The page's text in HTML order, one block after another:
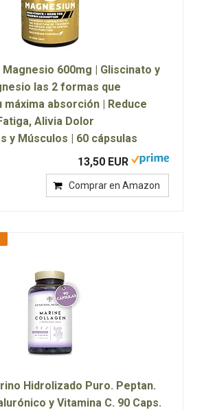
600mg | Gliscinato y
las 2 formas que
máxima absorción | Reduce
Alivia Dolor
y Músculos | 60 cápsulas
13,50 EUR
Comprar en Amazon
Hidrolizado Puro. Peptan.
y Vitamina C. 90 Caps.